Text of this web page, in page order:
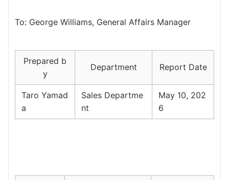
To: George Williams, General Affairs Manager
Prepared b
y
Department Report Date
Taro Yamad
a
Sales Departme
nt
May 10, 202
6